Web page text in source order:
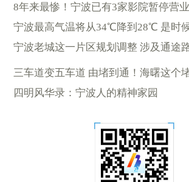
三车道变五车道 由堵到通！海曙这个
四明风华录：宁波人的精神家园